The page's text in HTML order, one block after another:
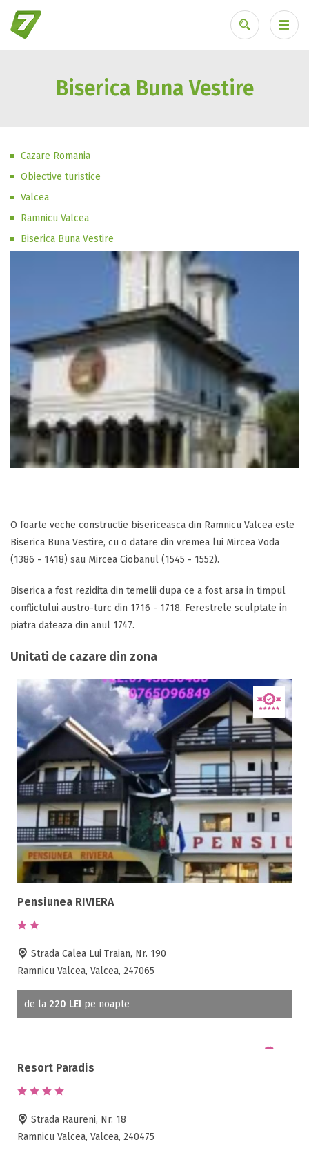
Ai uitat parola?
Biserica Buna Vestire
Cazare Romania
Obiective turistice
Valcea
Ramnicu Valcea
Biserica Buna Vestire
O foarte veche constructie bisericeasca din Ramnicu Valcea este
Biserica Buna Vestire, cu o datare din vremea lui Mircea Voda
(1386 - 1418) sau Mircea Ciobanul (1545 - 1552).
Biserica a fost rezidita din temelii dupa ce a fost arsa in timpul
conflictului austro-turc din 1716 - 1718. Ferestrele sculptate in
piatra dateaza din anul 1747.
Unitati de cazare din zona
Pensiunea RIVIERA
Strada Calea Lui Traian, Nr. 190
Ramnicu Valcea, Valcea, 247065
de la 220 LEI pe noapte
Resort Paradis
Strada Raureni, Nr. 18
Ramnicu Valcea, Valcea, 240475